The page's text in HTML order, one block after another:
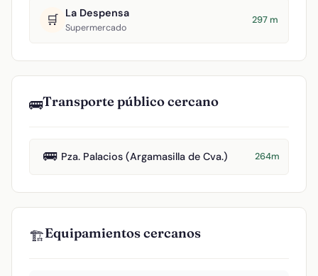
🛒 La Despensa
Supermercado
297 m
🚌Transporte público cercano
🚌 Pza. Palacios (Argamasilla de Cva.) 264m
🏗️Equipamientos cercanos